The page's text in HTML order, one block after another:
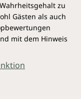
Buch ist leicht
man ein
Leser
Wenn die Grippe
haben. Ich
zu
Gästen als auch
mit dem Hinweis